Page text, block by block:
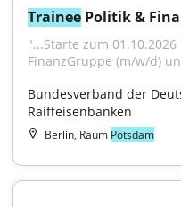
Trainee Politik &
"...Starte zum
FinanzGruppe (m/w/d)
Bundesverband der
Raiffeisenbanken
Berlin, Raum Potsdam